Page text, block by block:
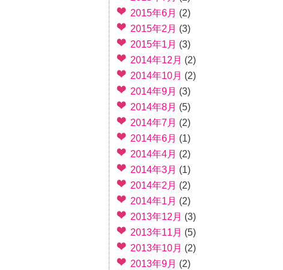
2015年6月 (2)
2015年2月 (3)
2015年1月 (3)
2014年12月 (2)
2014年10月 (2)
2014年9月 (3)
2014年8月 (5)
2014年7月 (2)
2014年6月 (1)
2014年4月 (2)
2014年3月 (1)
2014年2月 (2)
2014年1月 (2)
2013年12月 (3)
2013年11月 (5)
2013年10月 (2)
2013年9月 (2)